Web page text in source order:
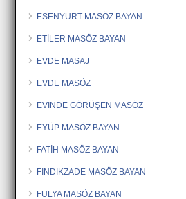
ESENYURT MASÖZ BAYAN
ETİLER MASÖZ BAYAN
EVDE MASAJ
EVDE MASÖZ
EVİNDE GÖRÜŞEN MASÖZ
EYÜP MASÖZ BAYAN
FATİH MASÖZ BAYAN
FINDIKZADE MASÖZ BAYAN
FULYA MASÖZ BAYAN